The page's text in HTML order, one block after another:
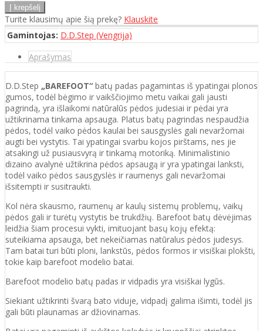
Turite klausimų apie šią prekę? Klauskite
Gamintojas: D.D.Step (Vengrija)
Aprašymas
D.D.Step „BAREFOOT“ batų padas pagamintas iš ypatingai plonos
gumos, todėl bėgimo ir vaikščiojimo metu vaikai gali jausti
pagrindą, yra išlaikomi natūralūs pėdos judesiai ir pėdai yra
užtikrinama tinkama apsauga. Platus batų pagrindas nespaudžia
pėdos, todėl vaiko pėdos kaulai bei sausgyslės gali nevaržomai
augti bei vystytis. Tai ypatingai svarbu kojos pirštams, nes jie
atsakingi už pusiausvyrą ir tinkamą motoriką. Minimalistinio
dizaino avalynė užtikrina pėdos apsaugą ir yra ypatingai lanksti,
todėl vaiko pėdos sausgyslės ir raumenys gali nevaržomai
išsitempti ir susitraukti.
Kol nėra skausmo, raumenų ar kaulų sistemų problemų, vaikų
pėdos gali ir turėtų vystytis be trukdžių. Barefoot batų dėvėjimas
leidžia šiam procesui vykti, imituojant basų kojų efektą:
suteikiama apsauga, bet nekeičiamas natūralus pėdos judesys.
Tam batai turi būti ploni, lankstūs, pėdos formos ir visiškai plokšti,
tokie kaip barefoot modelio batai.
Barefoot modelio batų padas ir vidpadis yra visiškai lygūs.
Siekiant užtikrinti švarą bato viduje, vidpadį galima išimti, todėl jis
gali būti plaunamas ar džiovinamas.